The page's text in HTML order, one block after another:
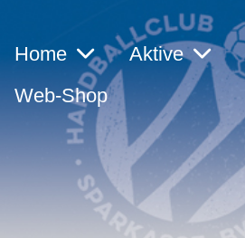
Home Aktive
Web-Shop